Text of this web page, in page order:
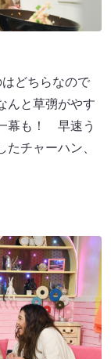
どちらなので
んと草彅がやす
幕も！ 早速う
チャーハン、